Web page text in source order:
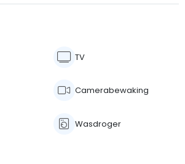
TV
Camerabewaking
Wasdroger